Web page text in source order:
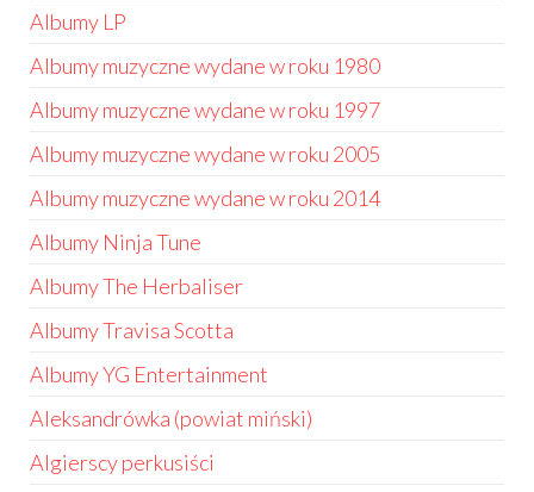
Albumy LP
Albumy muzyczne wydane w roku 1980
Albumy muzyczne wydane w roku 1997
Albumy muzyczne wydane w roku 2005
Albumy muzyczne wydane w roku 2014
Albumy Ninja Tune
Albumy The Herbaliser
Albumy Travisa Scotta
Albumy YG Entertainment
Aleksandrówka (powiat miński)
Algierscy perkusiści